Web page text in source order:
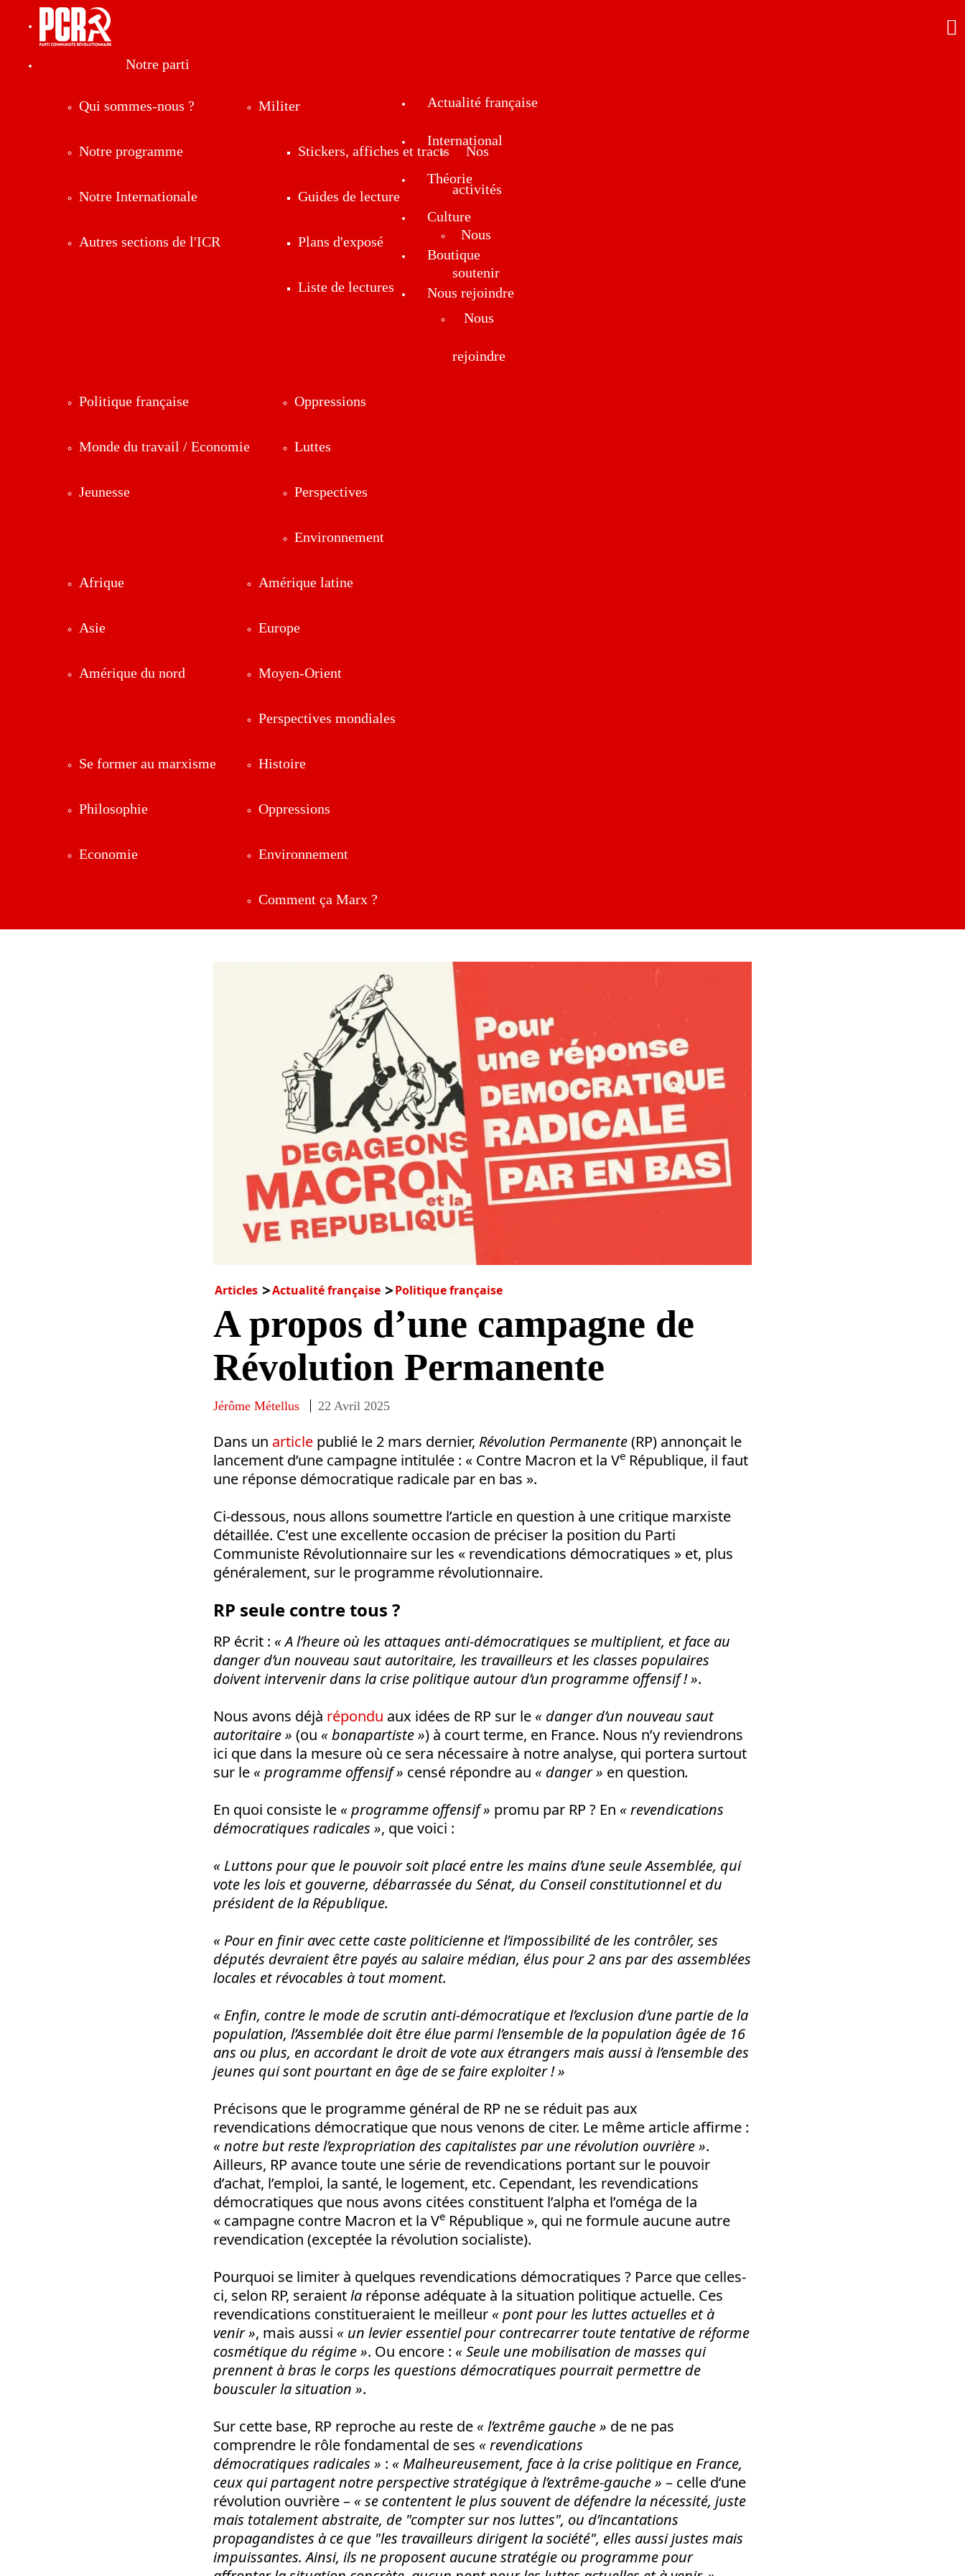
Notre parti
Qui sommes-nous ?
Notre programme
Notre Internationale
Autres sections de l'ICR
Militer
Stickers, affiches et tracts
Guides de lecture
Plans d'exposé
Liste de lectures
Nos
activités
Nous
soutenir
Nous
rejoindre
Actualité française
Politique française
Monde du travail / Economie
Jeunesse
Oppressions
Luttes
Perspectives
Environnement
International
Afrique
Asie
Amérique du nord
Amérique latine
Europe
Moyen-Orient
Perspectives mondiales
Théorie
Se former au marxisme
Philosophie
Economie
Histoire
Oppressions
Environnement
Comment ça Marx ?
Culture
Boutique
Nous rejoindre
Articles Actualité française Politique française
A propos d’une campagne de
Révolution Permanente
Jérôme Métellus 22 Avril 2025
Dans un article publié le 2 mars dernier, Révolution Permanente(RP) annonçait le
lancement d’une campagne intitulée : « Contre Macron et la Ve République, il faut
une réponse démocratique radicale par en bas ».
Ci-dessous, nous allons soumettre l’article en question à une critique marxiste
détaillée. C’est une excellente occasion de préciser la position du Parti
Communiste Révolutionnaire sur les « revendications démocratiques » et, plus
généralement, sur le programme révolutionnaire.
RP seule contre tous ?
RP écrit : « A l’heure où les attaques anti-démocratiques se multiplient, et face au
danger d’un nouveau saut autoritaire, les travailleurs et les classes populaires
doivent intervenir dans la crise politique autour d’un programme offensif ! ».
Nous avons déjà répondu aux idées de RP sur le « danger d’un nouveau saut
autoritaire » (ou « bonapartiste ») à court terme, en France. Nous n’y reviendrons
ici que dans la mesure où ce sera nécessaire à notre analyse, qui portera surtout
sur le « programme offensif » censé répondre au « danger » en question.
En quoi consiste le « programme offensif » promu par RP ? En « revendications
démocratiques radicales », que voici :
« Luttons pour que le pouvoir soit placé entre les mains d’une seule Assemblée, qui
vote les lois et gouverne, débarrassée du Sénat, du Conseil constitutionnel et du
président de la République.
« Pour en finir avec cette caste politicienne et l’impossibilité de les contrôler, ses
députés devraient être payés au salaire médian, élus pour 2 ans par des assemblées
locales et révocables à tout moment.
« Enfin, contre le mode de scrutin anti-démocratique et l’exclusion d’une partie de la
population, l’Assemblée doit être élue parmi l’ensemble de la population âgée de 16
ans ou plus, en accordant le droit de vote aux étrangers mais aussi à l’ensemble des
jeunes qui sont pourtant en âge de se faire exploiter ! »
Précisons que le programme général de RP ne se réduit pas aux
revendications démocratique que nous venons de citer. Le même article affirme :
« notre but reste l’expropriation des capitalistes par une révolution ouvrière ».
Ailleurs, RP avance toute une série de revendications portant sur le pouvoir
d’achat, l’emploi, la santé, le logement, etc. Cependant, les revendications
démocratiques que nous avons citées constituent l’alpha et l’oméga de la
« campagne contre Macron et la Ve République », qui ne formule aucune autre
revendication (exceptée la révolution socialiste).
Pourquoi se limiter à quelques revendications démocratiques ? Parce que celles-
ci, selon RP, seraientla réponse adéquate à la situation politique actuelle. Ces
revendications constitueraient le meilleur « pont pour les luttes actuelles et à
venir », mais aussi « un levier essentiel pour contrecarrer toute tentative de réforme
cosmétique du régime ». Ou encore : « Seule une mobilisation de masses qui
prennent à bras le corps les questions démocratiques pourrait permettre de
bousculer la situation ».
Sur cette base, RP reproche au reste de « l’extrême gauche » de ne pas
comprendre le rôle fondamental de ses « revendications
démocratiques radicales » : « Malheureusement, face à la crise politique en France,
ceux qui partagent notre perspective stratégique à l’extrême-gauche » – celle d’une
révolution ouvrière – «se contentent le plus souvent de défendre la nécessité, juste
mais totalement abstraite, de "compter sur nos luttes", ou d’incantations
propagandistes à ce que "les travailleurs dirigent la société", elles aussi justes mais
impuissantes. Ainsi, ils ne proposent aucune stratégie ou programme pour